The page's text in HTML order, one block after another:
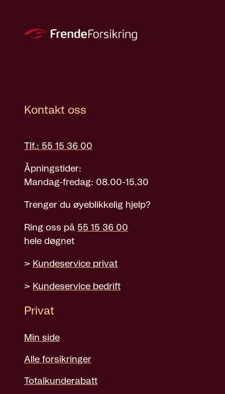
Kontakt oss
Tlf.: 55 15 36 00
Åpningstider:
Mandag-fredag: 08.00-15.30
Trenger du øyeblikkelig hjelp?
Ring oss på 55 15 36 00
hele døgnet
> Kundeservice privat
> Kundeservice bedrift
Privat
Min side
Alle forsikringer
Totalkunderabatt